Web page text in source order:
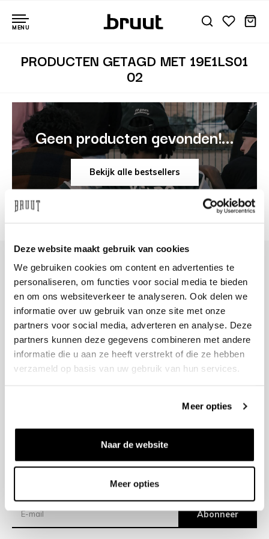
Deze website maakt gebruik van cookies
We gebruiken cookies om content en advertenties te
personaliseren, om functies voor social media te bieden
en om ons websiteverkeer te analyseren. Ook delen we
informatie over uw gebruik van onze site met onze
partners voor social media, adverteren en analyse. Deze
partners kunnen deze gegevens combineren met andere
informatie die u aan ze heeft verstrekt of die ze hebben
verzameld op basis van uw gebruik van hun services.
Meer opties
Naar de website
Meer opties
MENU
PRODUCTEN GETAGD MET 19E1LS01
02
Geen producten gevonden!...
Bekijk alle bestsellers
+31 23 205 2006
info@bruut.nl
Contact Formulier
Open 12:00 - 18:00
OPENINGSTIJDEN
Verzending
Abonneer